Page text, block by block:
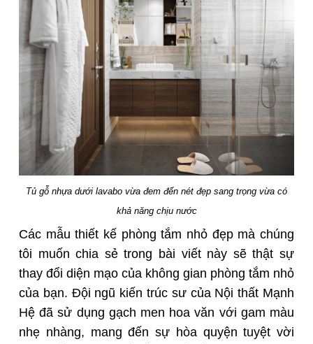
Tủ gỗ nhựa dưới lavabo vừa đem đến nét đẹp sang trọng vừa có
khả năng chịu nước
Các mẫu thiết kế phòng tắm nhỏ đẹp mà chúng
tôi muốn chia sẻ trong bài viết này sẽ thật sự
thay đổi diện mạo của không gian phòng tắm nhỏ
của bạn. Đội ngũ kiến trúc sư của Nội thất Mạnh
Hệ đã sử dụng gạch men hoa văn với gam màu
nhẹ nhàng, mang đến sự hòa quyện tuyệt vời